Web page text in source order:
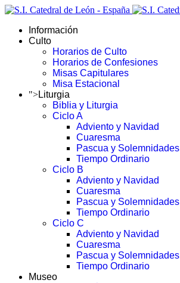
Información
Culto
Horarios de Culto
Horarios de Confesiones
Misas Capitulares
Misa Estacional
">Liturgia
Biblia y Liturgia
Ciclo A
Adviento y Navidad
Cuaresma
Pascua y Solemnidades
Tiempo Ordinario
Ciclo B
Adviento y Navidad
Cuaresma
Pascua y Solemnidades
Tiempo Ordinario
Ciclo C
Adviento y Navidad
Cuaresma
Pascua y Solemnidades
Tiempo Ordinario
Museo